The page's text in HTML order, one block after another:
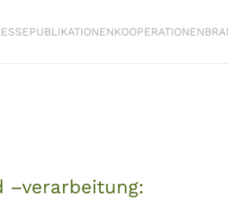
PUBLIKATIONENKOOPERATIONEN
–verarbeitung: